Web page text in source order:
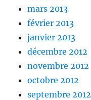
mars 2013
février 2013
janvier 2013
décembre 2012
novembre 2012
octobre 2012
septembre 2012